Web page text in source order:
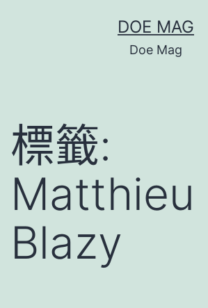
容
DOE MAG
Doe Mag
標籤:
Matthieu
Blazy